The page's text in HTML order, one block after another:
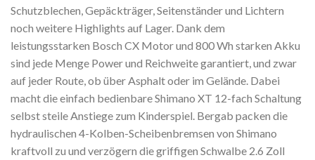
Schutzblechen, Gepäckträger, Seitenständer und Lichtern
noch weitere Highlights auf Lager. Dank dem
leistungsstarken Bosch CX Motor und 800 Wh starken Akku
sind jede Menge Power und Reichweite garantiert, und zwar
auf jeder Route, ob über Asphalt oder im Gelände. Dabei
macht die einfach bedienbare Shimano XT 12-fach Schaltung
selbst steile Anstiege zum Kinderspiel. Bergab packen die
hydraulischen 4-Kolben-Scheibenbremsen von Shimano
kraftvoll zu und verzögern die griffigen Schwalbe 2.6 Zoll